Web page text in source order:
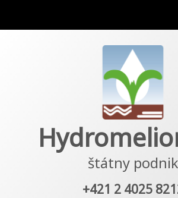
Kontakty
štátny podnik
+421 2 4025